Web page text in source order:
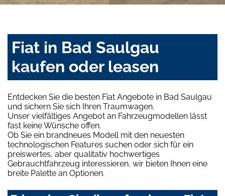
Fiat in Bad Saulgau
kaufen oder leasen
Entdecken Sie die besten Fiat Angebote in Bad Saulgau
und sichern Sie sich Ihren Traumwagen.
Unser vielfältiges Angebot an Fahrzeugmodellen lässt
fast keine Wünsche offen.
Ob Sie ein brandneues Modell mit den neuesten
technologischen Features suchen oder sich für ein
preiswertes, aber qualitativ hochwertiges
Gebrauchtfahrzeug interessieren, wir bieten Ihnen eine
breite Palette an Optionen.